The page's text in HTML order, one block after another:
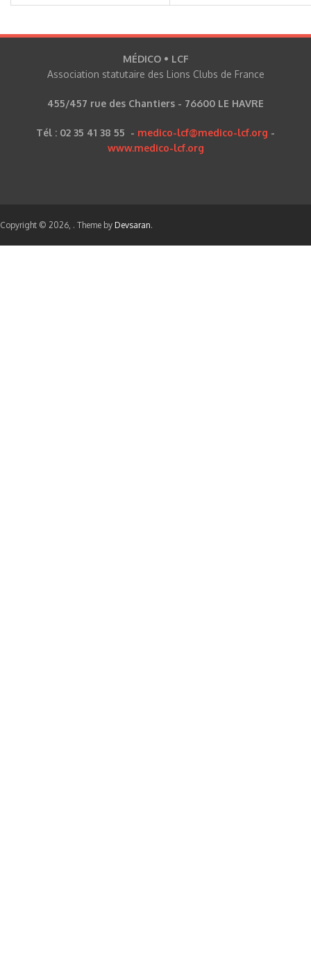
MÉDICO • LCF
Association statutaire des Lions Clubs de France
455/457 rue des Chantiers - 76600 LE HAVRE
Tél : 02 35 41 38 55 - medico-lcf@medico-lcf.org -
www.medico-lcf.org
Copyright © 2026, . Theme by Devsaran.